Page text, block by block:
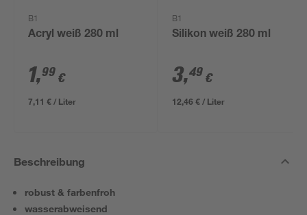
B1
Acryl weiß 280 ml
1,99 €
7,11 € / Liter
B1
Silikon weiß 280 ml
3,49 €
12,46 € / Liter
Beschreibung
robust & farbenfroh
wasserabweisend